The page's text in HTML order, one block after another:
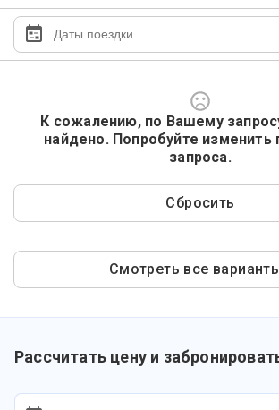
К сожалению, по Вашему
найдено. Попробуйте изменить
запроса.
Сбросить
Смотреть все
Рассчитать цену и